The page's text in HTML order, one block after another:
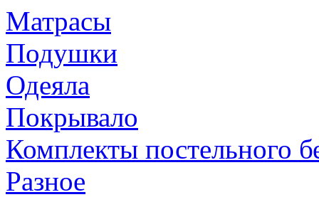
Матрасы
Подушки
Одеяла
Покрывало
Комплекты постельного
Разное